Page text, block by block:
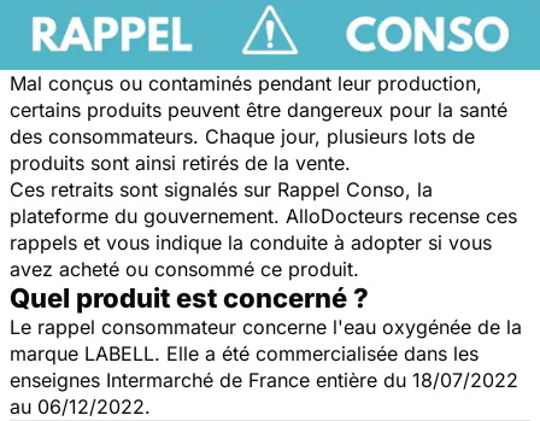
Mal conçus ou contaminés pendant leur production,
certains produits peuvent être dangereux pour la santé
des consommateurs. Chaque jour, plusieurs lots de
produits sont ainsi retirés de la vente.
Ces retraits sont signalés sur Rappel Conso, la
plateforme du gouvernement. AlloDocteurs recense ces
rappels et vous indique la conduite à adopter si vous
avez acheté ou consommé ce produit.
Quel produit est concerné ?
Le rappel consommateur concerne l'eau oxygénée de la
marque LABELL. Elle a été commercialisée dans les
enseignes Intermarché de France entière du 18/07/2022
au 06/12/2022.